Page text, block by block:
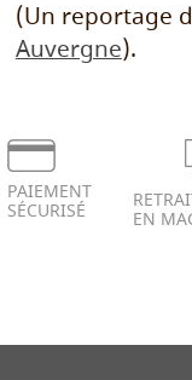
(Un reportage
Auvergne).
PAIEMENT
SÉCURISÉ EN